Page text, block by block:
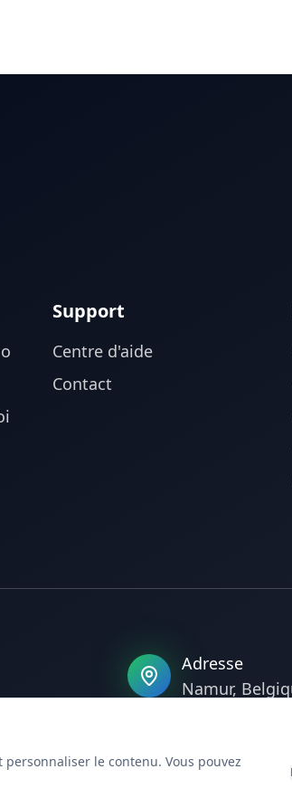
le contenu. Vous pouvez
Support
Centre d'aide
Contact
Adresse
Namur,
Mentions légales